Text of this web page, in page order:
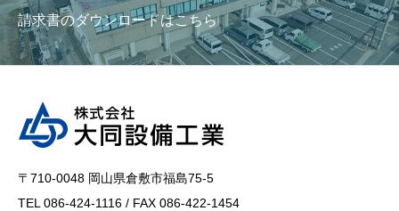
請求書のダウンロードはこちら
〒710-0048 岡山県倉敷市福島75-5
TEL 086-424-1116 / FAX 086-422-1454